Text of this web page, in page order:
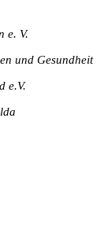
e. V.
und Gesundheit
e.V.